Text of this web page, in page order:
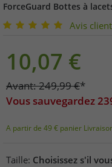
ForceGuard Bottes à
Avis
10,07 €
Avant:249,99€*
Vous sauvegardez
A partir de 49 € panier
Taille: Choisissez s'il